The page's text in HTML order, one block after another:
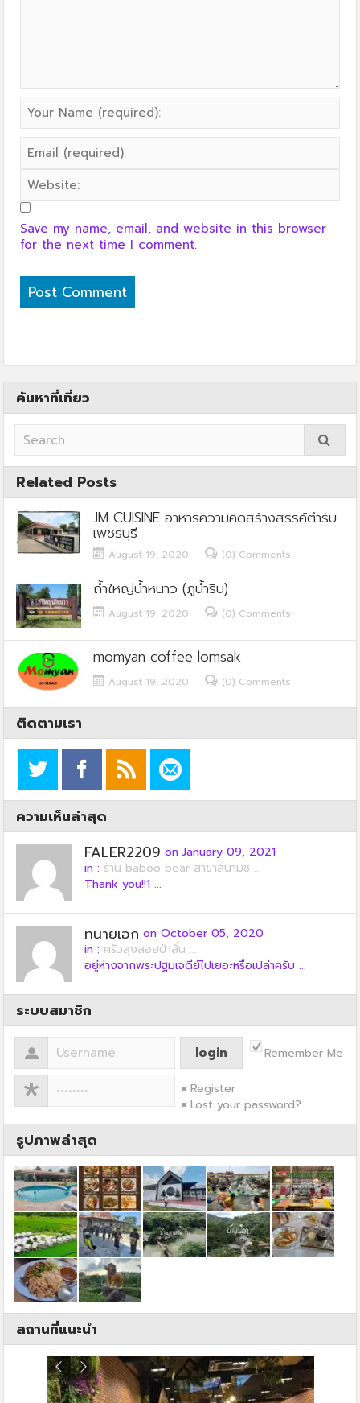
Save my name, email, and website in this browser
for the next time I comment.
ค้นหาที่เที่ยว
Related Posts
JM CUISINE อาหารความคิดสร้างสรรค์ตำรับ
เพชรบุรี
August 19, 2020 (0) Comments
ถ้ำใหญ่น้ำหนาว (ภูน้ำริน)
August 19, 2020 (0) Comments
momyan coffee lomsak
August 19, 2020 (0) Comments
ติดตามเรา
ความเห็นล่าสุด
FALER2209 on January 09, 2021
in : ร้าน baboo bear สาขาสนามช ...
Thank you!!1 ...
ทนายเอก on October 05, 2020
in : ครัวลุงลอยป่าลั่น ...
อยู่ห่างจากพระปฐมเจดีย์ไปเยอะหรือเปล่าครับ ...
ระบบสมาชิก
Remember Me
Register
Lost your password?
รูปภาพล่าสุด
สถานที่แนะนำ